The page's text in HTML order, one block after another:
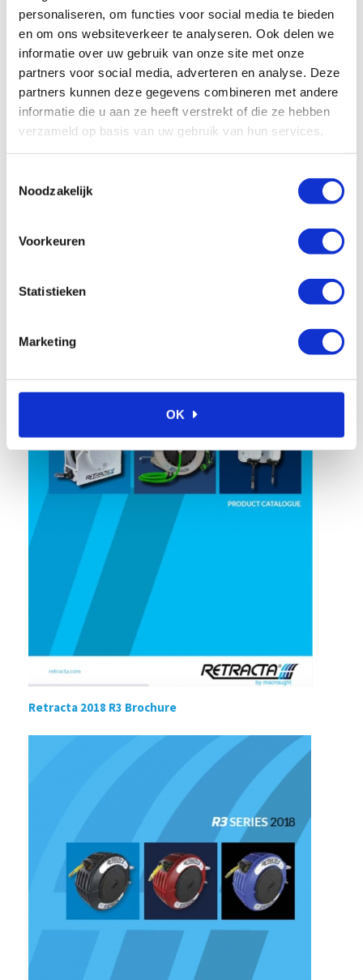
personaliseren, om functies voor social media te bieden
en om ons websiteverkeer te analyseren. Ook delen we
informatie over uw gebruik van onze site met onze
partners voor social media, adverteren en analyse. Deze
partners kunnen deze gegevens combineren met andere
informatie die u aan ze heeft verstrekt of die ze hebben
verzameld op basis van uw gebruik van hun services.
Noodzakelijk
Voorkeuren
Statistieken
Marketing
OK
Bestel nu de Retracta
Slanghaspels bij Ambi
Smeersystemen:
Slang haspel productassortiment
Retracta 2018 R3 Brochure